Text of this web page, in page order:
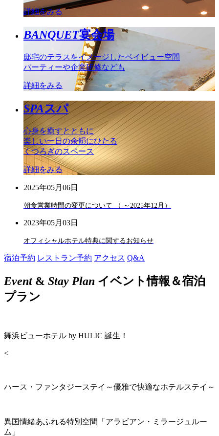
詳細をみる
BANQUET宴会場
邸宅のテラスをイメージしたベイビュー空間
パーティーや企業研修なども
詳細をみる
SPAスパ
心身を癒すとともに
楽しい一日の余韻にひたる
くつろぎのスペース
詳細をみる
2025年05月06日
朝食営業時間の変更について （ ～2025年12月）
2023年05月03日
オフィシャルホテル特典に関するお知らせ
宿泊予約 レストラン予約 アクセス Q&A
Event& Stay Plan イベント情報＆宿泊
プラン
舞浜ビューホテル by HULIC 誕生！
<
ハース・ファンタジーステイ～優雅で快適なホテルステイ～
異国情緒あふれる特別空間「アラビアン・ミラージュルー
ム」